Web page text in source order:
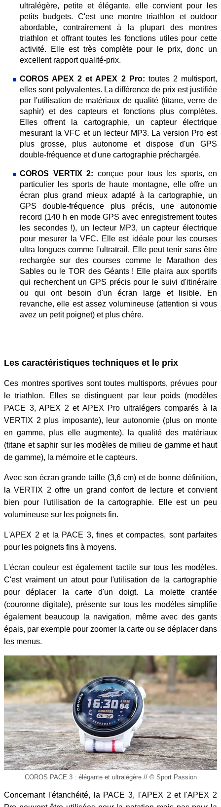
ultralégère, petite et élégante, elle convient pour les
petits budgets. C'est une montre triathlon et outdoor
abordable, contrairement à la plupart des montres
triathlon et offrant toutes les fonctions utiles pour cette
activité. Elle est très complète pour le prix, donc un
excellent rapport qualité-prix.
COROS APEX 2 et APEX 2 Pro: toutes 2 multisport,
elles sont polyvalentes. La différence de prix est justifiée
par l'utilisation de matériaux de qualité (titane, verre de
saphir) et des capteurs et fonctions plus complètes.
Elles offrent la cartographie, un capteur électrique
mesurant la VFC et un lecteur MP3. La version Pro est
plus grosse, plus autonome et dispose d'un GPS
double-fréquence et d'une cartographie préchargée.
COROS VERTIX 2: conçue pour tous les sports, en
particulier les sports de haute montagne, elle offre un
écran plus grand mieux adapté à la cartographie, un
GPS double-fréquence plus précis, une autonomie
record (140 h en mode GPS avec enregistrement toutes
les secondes !), un lecteur MP3, un capteur électrique
pour mesurer la VFC. Elle est idéale pour les courses
ultra longues comme l'ultratrail. Elle peut tenir sans être
rechargée sur des courses comme le Marathon des
Sables ou le TOR des Géants ! Elle plaira aux sportifs
qui recherchent un GPS précis pour le suivi d'itinéraire
ou qui ont besoin d'un écran large et lisible. En
revanche, elle est assez volumineuse (attention si vous
avez un petit poignet) et plus chère.
Les caractéristiques techniques et le prix
Ces montres sportives sont toutes multisports, prévues pour
le triathlon. Elles se distinguent par leur poids (modèles
PACE 3, APEX 2 et APEX Pro ultralégers comparés à la
VERTIX 2 plus imposante), leur autonomie (plus on monte
en gamme, plus elle augmente), la qualité des matériaux
(titane et saphir sur les modèles de milieu de gamme et haut
de gamme), la mémoire et le capteurs.
Avec son écran grande taille (3,6 cm) et de bonne définition,
la VERTIX 2 offre un grand confort de lecture et convient
bien pour l'utilisation de la cartographie. Elle est un peu
volumineuse sur les poignets fin.
L'APEX 2 et la PACE 3, fines et compactes, sont parfaites
pour les poignets fins à moyens.
L'écran couleur est également tactile sur tous les modèles.
C'est vraiment un atout pour l'utilisation de la cartographie
pour déplacer la carte d'un doigt. La molette crantée
(couronne digitale), présente sur tous les modèles simplifie
également beaucoup la navigation, même avec des gants
épais, par exemple pour zoomer la carte ou se déplacer dans
les menus.
COROS PACE 3 : élégante et ultralégère // © Sport Passion
Concernant l'étanchéité, la PACE 3, l'APEX 2 et l'APEX 2